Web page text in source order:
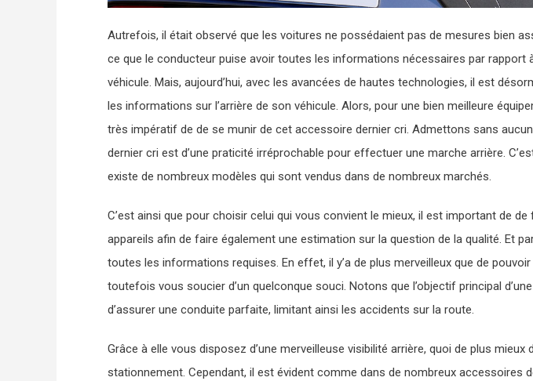
Autrefois, il était observé que les voitures ne possédaient pas de mesures bien
ce que le conducteur puise avoir toutes les informations nécessaires par rapport
véhicule. Mais, aujourd’hui, avec les avancées de hautes technologies, il est
les informations sur l’arrière de son véhicule. Alors, pour une bien meilleure
très impératif de de se munir de cet accessoire dernier cri. Admettons sans
dernier cri est d’une praticité irréprochable pour effectuer une marche arrière.
existe de nombreux modèles qui sont vendus dans de nombreux marchés.
C’est ainsi que pour choisir celui qui vous convient le mieux, il est important de
appareils afin de faire également une estimation sur la question de la qualité. Et
toutes les informations requises. En effet, il y’a de plus merveilleux que de
toutefois vous soucier d’un quelconque souci. Notons que l’objectif principal
d’assurer une conduite parfaite, limitant ainsi les accidents sur la route.
Grâce à elle vous disposez d’une merveilleuse visibilité arrière, quoi de plus mieux
stationnement. Cependant, il est évident comme dans de nombreux accessoires